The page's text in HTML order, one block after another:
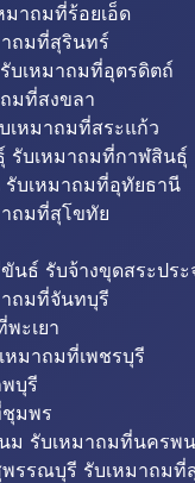
มาถมที่ร้อยเอ็ด
ถมที่สุรินทร์
บเหมาถมที่อุตรดิตถ์
มที่สงขลา
เหมาถมที่สระแก้ว
รับเหมาถมที่กาฬสินธุ์
รับเหมาถมที่อุทัยธานี
ถมที่สุโขทัย
นธ์ รับจ้างขุดสระป
ถมที่จันทบุรี
ะเยา
หมาถมที่เพชรบุรี
บุรี
มพร
ม รับเหมาถมที่นครพ
รรณบุรี รับเหมาถม